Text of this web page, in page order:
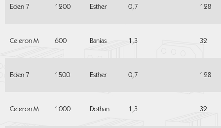
Eden 7 1200 Esther 0,7 128
Celeron M 600 Banias 1,3 32
Eden 7 1500 Esther 0,7 128
Celeron M 1000 Dothan 1,3 32